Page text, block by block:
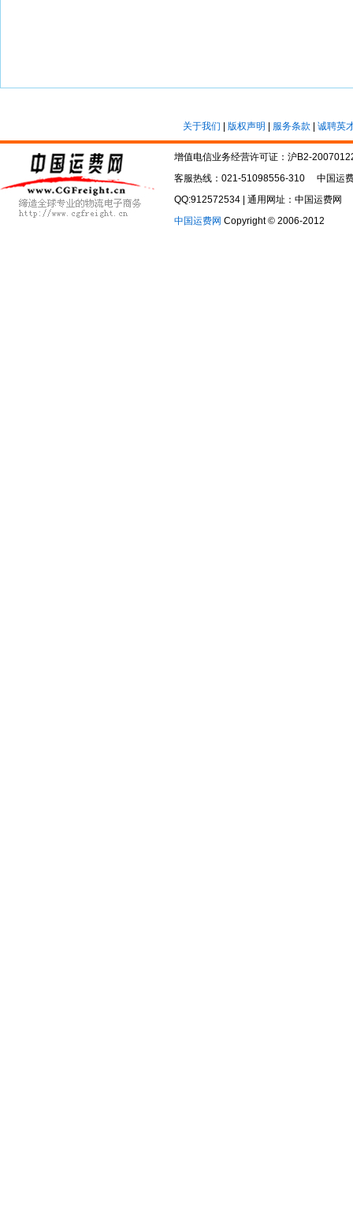
关于我们 版权声明 服务条款 诚聘英
增值电信业务经营许可证：沪B2-
客服热线：021-51098556-310 中国运
QQ:912572534 | 通用网址：中国运费网
中国运费网 Copyright © 2006-2012